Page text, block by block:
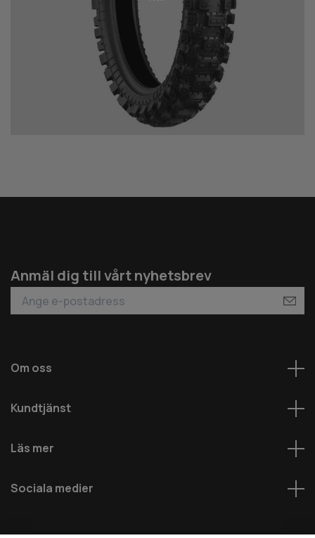
Anmäl dig till vårt nyhetsbrev
Om oss
Kundtjänst
Läs mer
Sociala medier